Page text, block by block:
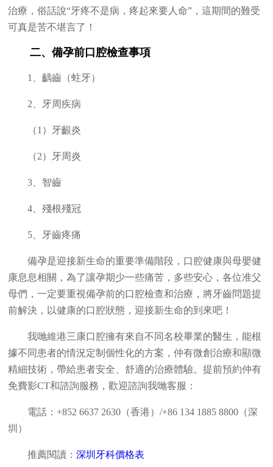
治療，俗話說“牙疼不是病，疼起來要人命”，這期間的難受
可真是苦不堪言了！
二、備孕前口腔檢查事項
1、齲齒（蛀牙）
2、牙周疾病
（1）牙齦炎
（2）牙周炎
3、智齒
4、殘根殘冠
5、牙齒疼痛
備孕是迎接新生命的重要準備階段，口腔健康與母嬰健
康息息相關，為了讓孕期少一些痛苦，多些安心，各位准父
母們，一定要重視備孕前的口腔檢查和治療，將牙齒問題提
前解決，以健康的口腔狀態，迎接新生命的到來吧！
我哋維港三康口腔擁有來自不同名校畢業的醫生，能根
據不同患者的情況定制個性化的方案，仲有微創治療和顯微
精細技術，帶給患者安全、舒適的治療體驗。提前預約仲有
免費影CT和諮詢服務，歡迎諮詢我哋客服：
電話：+852 6637 2630（香港）/+86 134 1885 8800（深
圳）
推薦閱讀：深圳牙科價格表